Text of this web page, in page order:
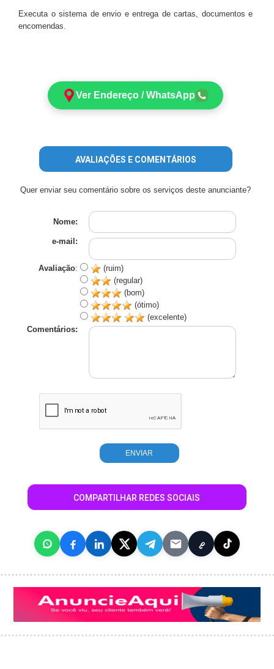
Executa o sistema de envio e entrega de cartas, documentos e
encomendas.
Ver Endereço / WhatsApp
AVALIAÇÕES E COMENTÁRIOS
Quer enviar seu comentário sobre os serviços deste anunciante?
Nome:
e-mail:
Avaliação:
(ruim)
(regular)
(bom)
(ótimo)
(excelente)
Comentários:
COMPARTILHAR REDES SOCIAIS